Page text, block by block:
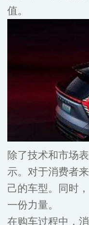
值。
除了技术和市场
示。对于消费者
己的车型。同时
一份力量。
在购车过程中，